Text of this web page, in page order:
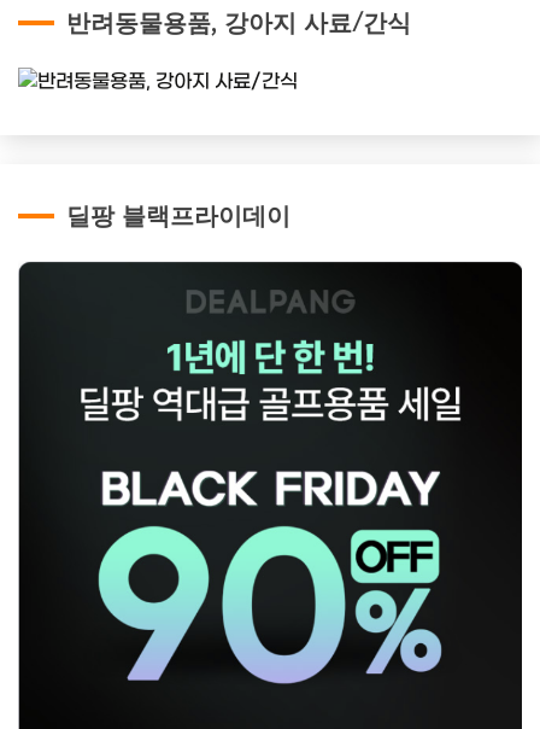
반려동물용품, 강아지 사료/간식
딜팡 블랙프라이데이